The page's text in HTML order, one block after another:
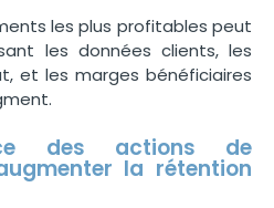
les plus profitables peut
les données clients, les
et les marges bénéficiaires
des actions de
la rétention